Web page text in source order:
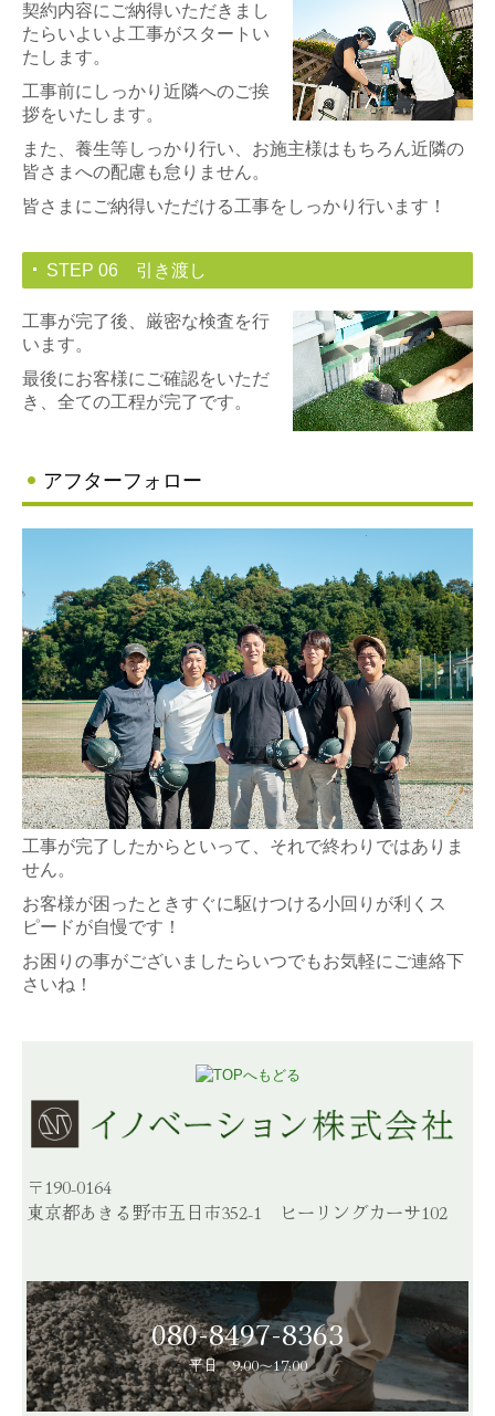
契約内容にご納得いただきまし
たらいよいよ工事がスタートい
たします。
工事前にしっかり近隣へのご挨
拶をいたします。
また、養生等しっかり行い、お施主様はもちろん近隣の
皆さまへの配慮も怠りません。
皆さまにご納得いただける工事をしっかり行います！
STEP 06 引き渡し
工事が完了後、厳密な検査を行
います。
最後にお客様にご確認をいただ
き、全ての工程が完了です。
アフターフォロー
工事が完了したからといって、それで終わりではありま
せん。
お客様が困ったときすぐに駆けつける小回りが利くス
ピードが自慢です！
お困りの事がございましたらいつでもお気軽にご連絡下
さいね！
〒190-0164
東京都あきる野市五日市352-1
ヒーリングカーサ102
080-8497-8363
平日　9:00～17:00